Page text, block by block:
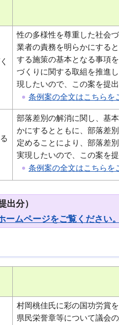
性の多様性を尊重した社会
業者の責務を明らかにする
する施策の基本となる事項
づくりに関する取組を推進
現したいので、この案を提
条例案の全文はこちらを
部落差別の解消に関し、基
かにするとともに、部落差
定めることにより、部落差
実現したいので、この案を
条例案の全文はこちらを
出分）
ムページをご覧ください。
村岡桃佳氏に彩の国功労賞
県民栄誉章等について議会